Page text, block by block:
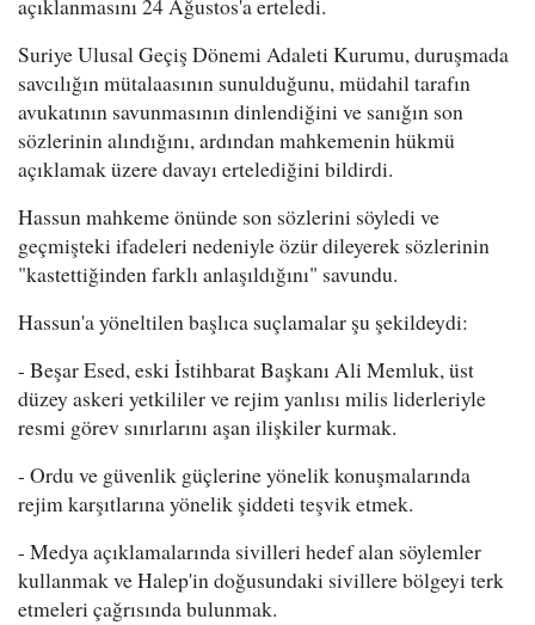
açıklanmasını 24 Ağustos'a erteledi.
Suriye Ulusal Geçiş Dönemi Adaleti Kurumu, duruşmada
savcılığın mütalaasının sunulduğunu, müdahil tarafın
avukatının savunmasının dinlendiğini ve sanığın son
sözlerinin alındığını, ardından mahkemenin hükmü
açıklamak üzere davayı ertelediğini bildirdi.
Hassun mahkeme önünde son sözlerini söyledi ve
geçmişteki ifadeleri nedeniyle özür dileyerek sözlerinin
"kastettiğinden farklı anlaşıldığını" savundu.
Hassun'a yöneltilen başlıca suçlamalar şu şekildeydi:
- Beşar Esed, eski İstihbarat Başkanı Ali Memluk, üst
düzey askeri yetkililer ve rejim yanlısı milis liderleriyle
resmi görev sınırlarını aşan ilişkiler kurmak.
- Ordu ve güvenlik güçlerine yönelik konuşmalarında
rejim karşıtlarına yönelik şiddeti teşvik etmek.
- Medya açıklamalarında sivilleri hedef alan söylemler
kullanmak ve Halep'in doğusundaki sivillere bölgeyi terk
etmeleri çağrısında bulunmak.